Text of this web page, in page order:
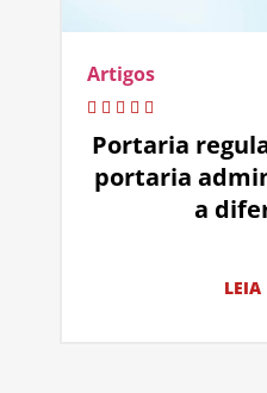
Artigos
Portaria
portaria
a